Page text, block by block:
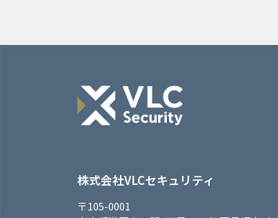
株式会社VLCセキュリティ
〒105-0001